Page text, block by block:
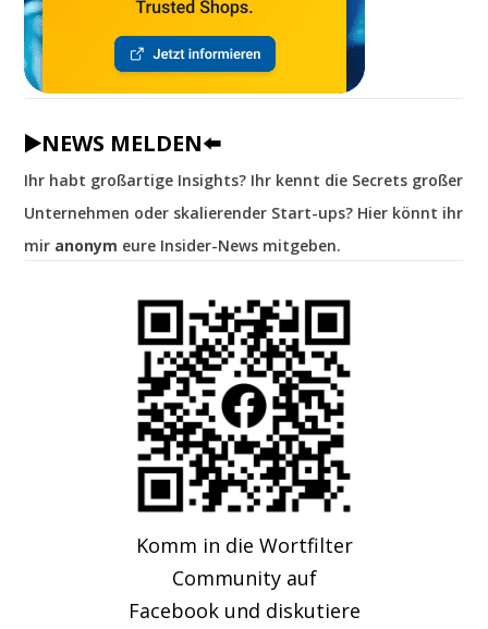
▶️NEWS MELDEN⬅️
Ihr habt großartige Insights? Ihr kennt die Secrets großer
Unternehmen oder skalierender Start-ups? Hier könnt ihr
mir anonym eure Insider-News mitgeben.
Komm in die Wortfilter
Community auf
Facebook und diskutiere